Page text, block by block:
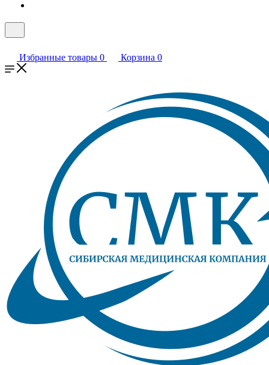
Избранные товары 0 Корзина 0